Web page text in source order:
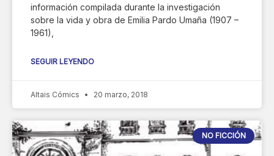
información compilada durante la investigación
sobre la vida y obra de Emilia Pardo Umaña (1907 –
1961),
SEGUIR LEYENDO
Altais Cómics 20 marzo, 2018
NO FICCIÓN